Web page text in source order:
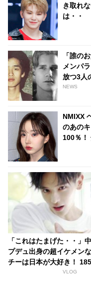
き取れ
は・・
「誰の
メンパ
放つ3人
NEWS
NMIXX
のあの
100％！
「これはたまげた・・」
プデュ出身の超イケメン
チーは日本が大好き！
高身長と端正なルックスで
VLOG